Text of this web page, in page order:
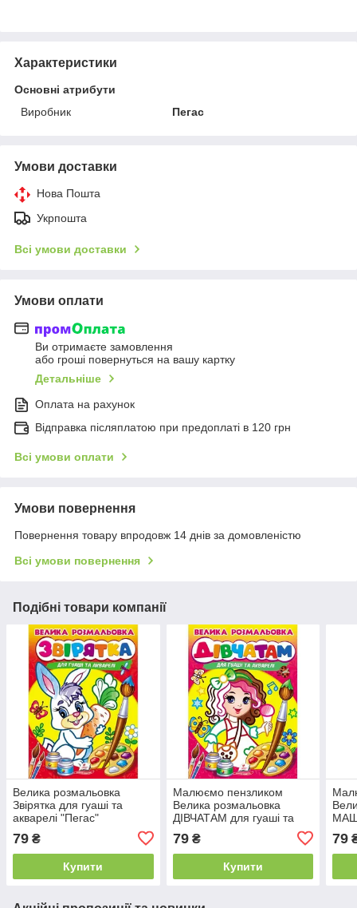
Характеристики
Основні атрибути
Виробник
Пегас
Умови доставки
Нова Пошта
Укрпошта
Всі умови доставки
Умови оплати
Ви отримаєте замовлення
або гроші повернуться на вашу картку
Детальніше
Оплата на рахунок
Відправка післяплатою при предоплаті в 120 грн
Всі умови оплати
Умови повернення
Повернення товару впродовж 14 днів за домовленістю
Всі умови повернення
Подібні товари компанії
Велика розмальовка
Звірятка для гуаші та
акварелі "Пегас"
79 ₴
Купити
Малюємо пензликом
Велика розмальовка
ДІВЧАТАМ для гуаші та
79₴
Купити
79